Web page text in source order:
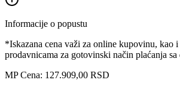
Informacije o popustu
*Iskazana cena važi za online kupovinu, kao
prodavnicama za gotovinski način plaćanja sa
MP Cena: 127.909,00 RSD